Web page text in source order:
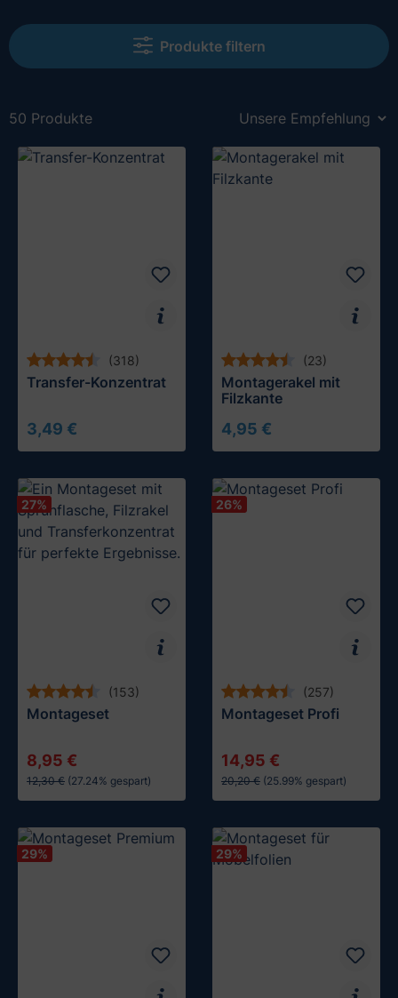
Produkte filtern
50 Produkte
(318)
Transfer-Konzentrat
3,49 €
(23)
Montagerakel mit
Filzkante
4,95 €
27%
(153)
Montageset
8,95 €
12,30 € (27.24% gespart)
26%
(257)
Montageset Profi
14,95 €
20,20 € (25.99% gespart)
29% 29%